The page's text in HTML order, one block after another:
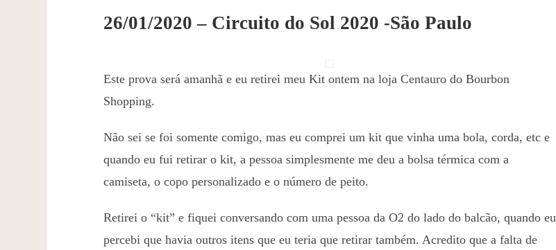
26/01/2020 – Circuito do Sol 2020 -São Paulo
Este prova será amanhã e eu retirei meu Kit ontem na loja Centauro do Bourbon
Shopping.
Não sei se foi somente comigo, mas eu comprei um kit que vinha uma bola, corda, etc e
quando eu fui retirar o kit, a pessoa simplesmente me deu a bolsa térmica com a
camiseta, o copo personalizado e o número de peito.
Retirei o “kit” e fiquei conversando com uma pessoa da O2 do lado do balcão, quando eu
percebi que havia outros itens que eu teria que retirar também. Acredito que a falta de